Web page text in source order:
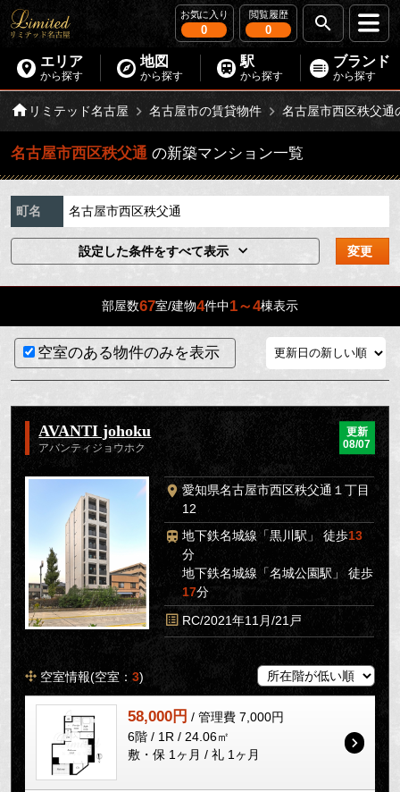
お気に入り
0
閲覧履歴
0
エリア
から探す
地図
から探す
駅
から探す
ブランド
から探す
リミテッド名古屋 名古屋市の賃貸物件 名古屋市西区秩父通
名古屋市西区秩父通 の新築マンション一覧
町名 名古屋市西区秩父通
設定した条件をすべて表示 変更
部屋数67室/建物4件中1～4棟表示
空室のある物件のみを表示
AVANTI johoku
アバンティジョウホク
更新
08/07
愛知県名古屋市西区秩父通１丁目
12
地下鉄名城線「黒川駅」 徒歩13
分
地下鉄名城線「名城公園駅」 徒歩
17分
RC/2021年11月/21戸
空室情報(空室：3)
58,000円 / 管理費 7,000円
6階 / 1R / 24.06㎡
敷・保 1ヶ月 / 礼 1ヶ月